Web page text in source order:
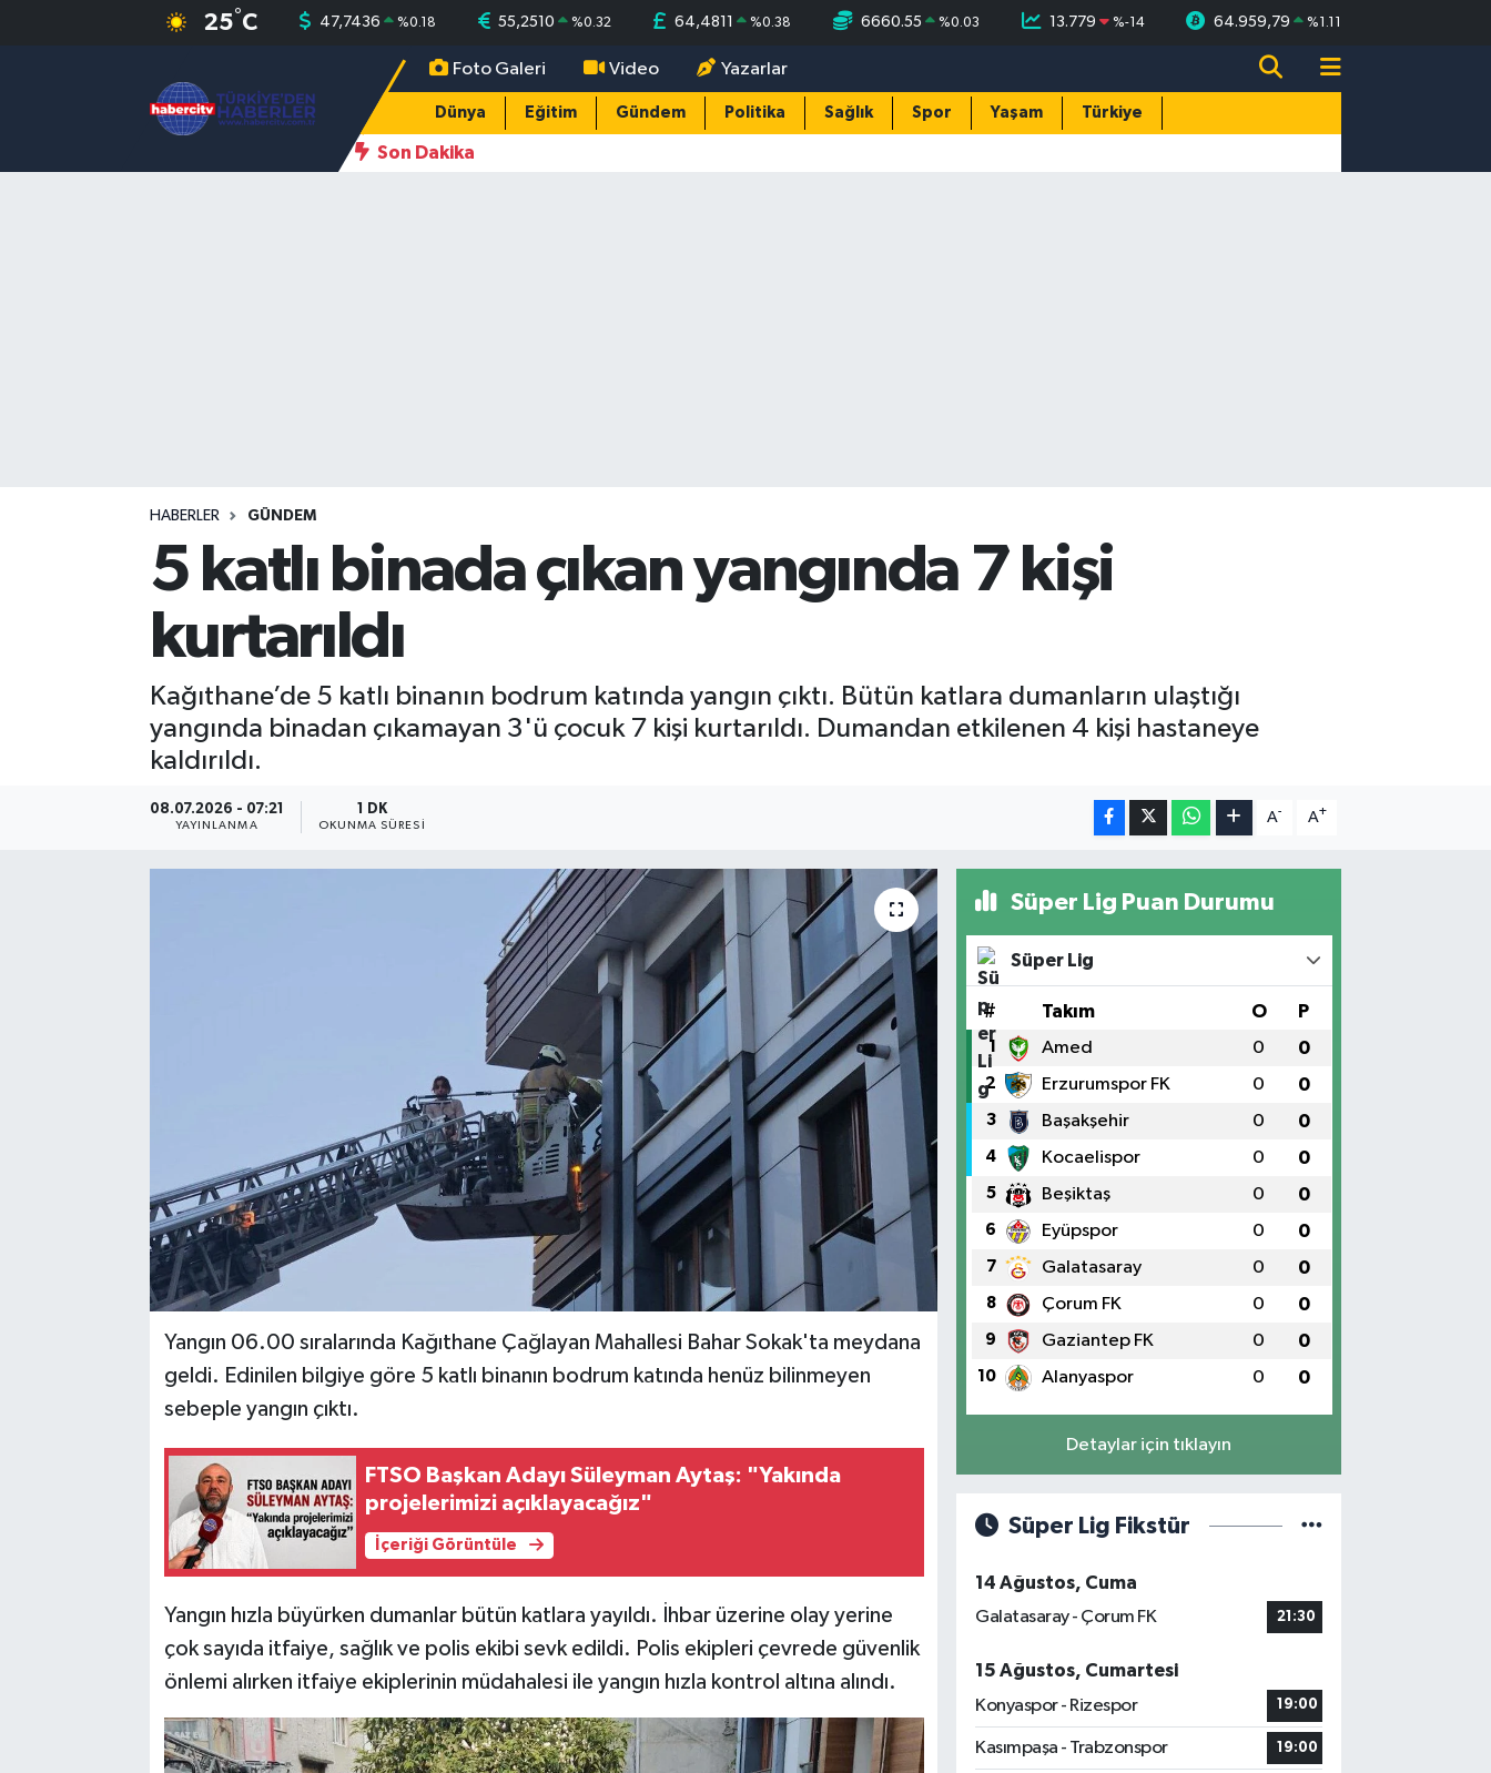
25°C 47,7436 %0.18 55,2510 %0.32 64,4811 %0.38 6660.55 %0.03 13.779 %-14 64.959,79 %1.11
Foto Galeri Video Yazarlar
Dünya Eğitim Gündem Politika Sağlık Spor Yaşam Türkiye
Son Dakika
HABERLER GÜNDEM
5 katlı binada çıkan yangında 7 kişi
kurtarıldı
Kağıthane’de 5 katlı binanın bodrum katında yangın çıktı. Bütün katlara dumanların ulaştığı
yangında binadan çıkamayan 3'ü çocuk 7 kişi kurtarıldı. Dumandan etkilenen 4 kişi hastaneye
kaldırıldı.
08.07.2026 - 07:21
YAYINLANMA
1 DK
OKUNMA SÜRESI
A- A+
Yangın 06.00 sıralarında Kağıthane Çağlayan Mahallesi Bahar Sokak'ta meydana
geldi. Edinilen bilgiye göre 5 katlı binanın bodrum katında henüz bilinmeyen
sebeple yangın çıktı.
FTSO Başkan Adayı Süleyman Aytaş: "Yakında
projelerimizi açıklayacağız"
İçeriği Görüntüle
Yangın hızla büyürken dumanlar bütün katlara yayıldı. İhbar üzerine olay yerine
çok sayıda itfaiye, sağlık ve polis ekibi sevk edildi. Polis ekipleri çevrede güvenlik
önlemi alırken itfaiye ekiplerinin müdahalesi ile yangın hızla kontrol altına alındı.
Süper Lig Puan Durumu
Süper Lig
# Takım O P
1 Amed 0 0
2 Erzurumspor FK 0 0
3 Başakşehir 0 0
4 Kocaelispor 0 0
5 Beşiktaş 0 0
6 Eyüpspor 0 0
7 Galatasaray 0 0
8 Çorum FK 0 0
9 Gaziantep FK 0 0
10 Alanyaspor 0 0
Detaylar için tıklayın
Süper Lig Fikstür
14 Ağustos, Cuma
Galatasaray - Çorum FK
21:30
15 Ağustos, Cumartesi
Konyaspor - Rizespor
19:00
Kasımpaşa - Trabzonspor 19:00
Nöbetçi Eczaneler
Hava Durumu